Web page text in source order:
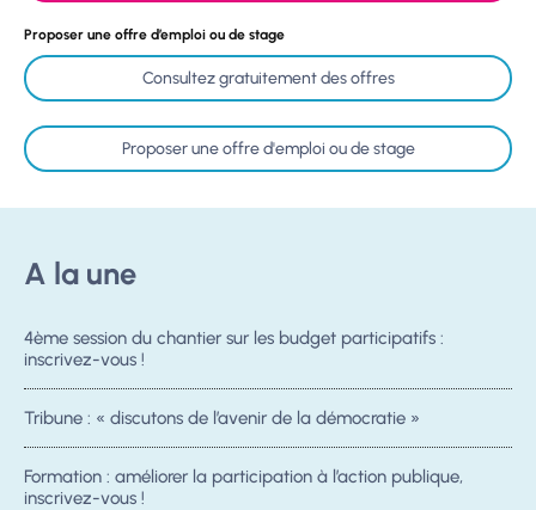
Proposer une offre d’emploi ou de stage
Consultez gratuitement des offres
Proposer une offre d'emploi ou de stage
A la une
4ème session du chantier sur les budget participatifs :
inscrivez-vous !
Tribune : « discutons de l’avenir de la démocratie »
Formation : améliorer la participation à l’action publique,
inscrivez-vous !